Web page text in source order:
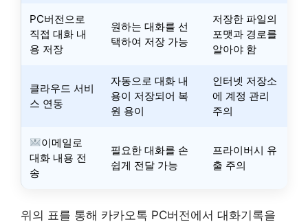
PC버전으로
직접 대화 내
용 저장
원하는 대화를 선
택하여 저장 가능
저장한 파일의
포맷과 경로를
알아야 함
클라우드 서비
스 연동
자동으로 대화 내
용이 저장되어 복
원 용이
인터넷 저장소
에 계정 관리
주의
이메일로
대화 내용 전
송
필요한 대화를 손
쉽게 전달 가능
프라이버시 유
출 주의
위의 표를 통해 카카오톡 PC버전에서 대화기록을